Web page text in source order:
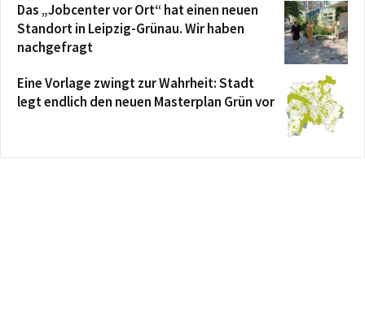
Das „Jobcenter vor Ort“ hat einen neuen
Standort in Leipzig-Grünau. Wir haben
nachgefragt
Eine Vorlage zwingt zur Wahrheit: Stadt
legt endlich den neuen Masterplan Grün vor